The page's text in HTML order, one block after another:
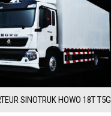
SINOTRUK HOWO 18T T5G